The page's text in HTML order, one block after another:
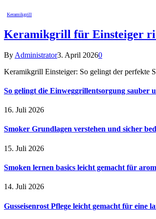
Keramikgrill
Keramikgrill für Einsteiger
By Administrator3. April 20260
Keramikgrill Einsteiger: So gelingt der perfekte
So gelingt die Einweggrillentsorgung sauber
16. Juli 2026
Smoker Grundlagen verstehen und sicher
15. Juli 2026
Smoken lernen basics leicht gemacht für
14. Juli 2026
Gusseisenrost Pflege leicht gemacht für eine